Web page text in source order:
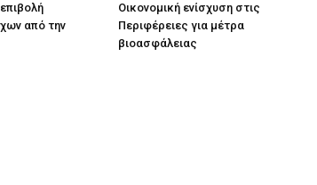
από την
Οικονομική ενίσχυση στις
Περιφέρειες για μέτρα
βιοασφάλειας